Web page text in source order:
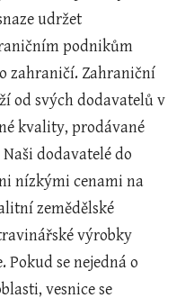
udržet
podnikům
zahraničí. Zahraniční
od svých dodavatelů v
kvality, prodávané
dodavatelé do
nízkými cenami na
zemědělské
výrobky
se nejedná o
vesnice se